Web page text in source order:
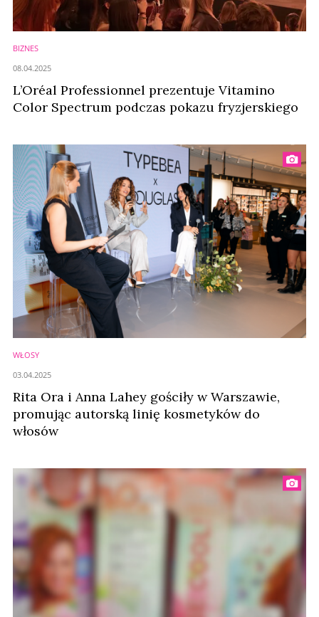
BIZNES
L’Oréal Professionnel prezentuje Vitamino
Color Spectrum podczas pokazu fryzjerskiego
08.04.2025
WŁOSY
Rita Ora i Anna Lahey gościły w Warszawie,
promując autorską linię kosmetyków do
włosów
03.04.2025